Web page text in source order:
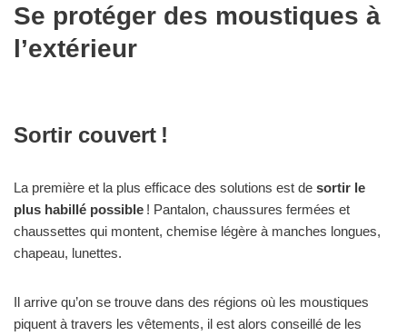
Se protéger des moustiques à
l’extérieur
Sortir couvert !
La première et la plus efficace des solutions est de sortir le
plus habillé possible ! Pantalon, chaussures fermées et
chaussettes qui montent, chemise légère à manches longues,
chapeau, lunettes.
Il arrive qu’on se trouve dans des régions où les moustiques
piquent à travers les vêtements, il est alors conseillé de les